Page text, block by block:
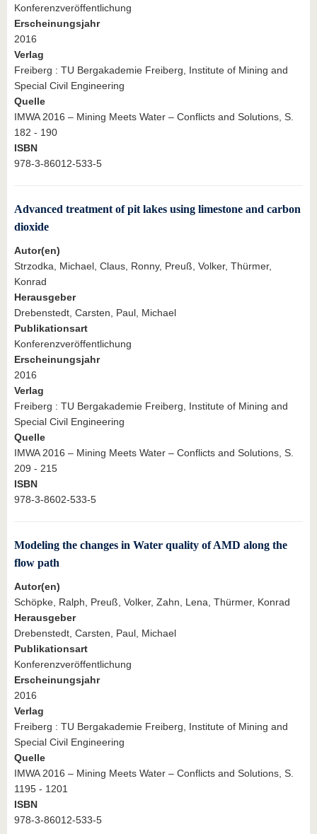
Konferenzveröffentlichung
Erscheinungsjahr
2016
Verlag
Freiberg : TU Bergakademie Freiberg, Institute of Mining and
Special Civil Engineering
Quelle
IMWA 2016 – Mining Meets Water – Conflicts and Solutions, S.
182 - 190
ISBN
978-3-86012-533-5
Advanced treatment of pit lakes using limestone and carbon
dioxide
Autor(en)
Strzodka, Michael, Claus, Ronny, Preuß, Volker, Thürmer,
Konrad
Herausgeber
Drebenstedt, Carsten, Paul, Michael
Publikationsart
Konferenzveröffentlichung
Erscheinungsjahr
2016
Verlag
Freiberg : TU Bergakademie Freiberg, Institute of Mining and
Special Civil Engineering
Quelle
IMWA 2016 – Mining Meets Water – Conflicts and Solutions, S.
209 - 215
ISBN
978-3-8602-533-5
Modeling the changes in Water quality of AMD along the
flow path
Autor(en)
Schöpke, Ralph, Preuß, Volker, Zahn, Lena, Thürmer, Konrad
Herausgeber
Drebenstedt, Carsten, Paul, Michael
Publikationsart
Konferenzveröffentlichung
Erscheinungsjahr
2016
Verlag
Freiberg : TU Bergakademie Freiberg, Institute of Mining and
Special Civil Engineering
Quelle
IMWA 2016 – Mining Meets Water – Conflicts and Solutions, S.
1195 - 1201
ISBN
978-3-86012-533-5